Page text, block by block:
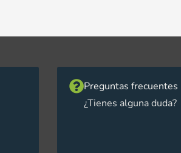
Preguntas frecuentes
¿Tienes alguna duda?